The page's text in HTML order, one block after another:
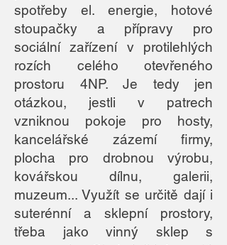
spotřeby el. energie, hotové
stoupačky a přípravy pro
sociální zařízení v protilehlých
rozích celého otevřeného
prostoru 4NP. Je tedy jen
otázkou, jestli v patrech
vzniknou pokoje pro hosty,
kancelářské zázemí firmy,
plocha pro drobnou výrobu,
kovářskou dílnu, galerii,
muzeum... Využít se určitě dají i
suterénní a sklepní prostory,
třeba jako vinný sklep s